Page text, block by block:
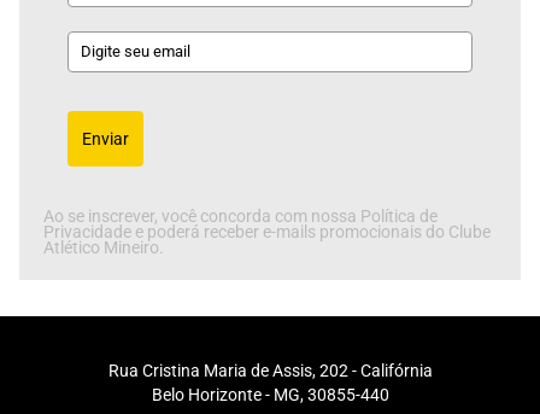
Enviar
Ao se inscrever, você concorda com nossa Política de
Privacidade e poderá receber e-mails promocionais do Clube
Atlético Mineiro.
Rua Cristina Maria de Assis, 202 - Califórnia
Belo Horizonte - MG, 30855-440